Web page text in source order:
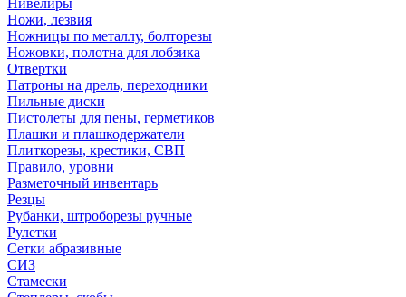
Нивелиры
Ножи, лезвия
Ножницы по металлу, болторезы
Ножовки, полотна для лобзика
Отвертки
Патроны на дрель, переходники
Пильные диски
Пистолеты для пены, герметиков
Плашки и плашкодержатели
Плиткорезы, крестики, СВП
Правило, уровни
Разметочный инвентарь
Резцы
Рубанки, штроборезы ручные
Рулетки
Сетки абразивные
СИЗ
Стамески